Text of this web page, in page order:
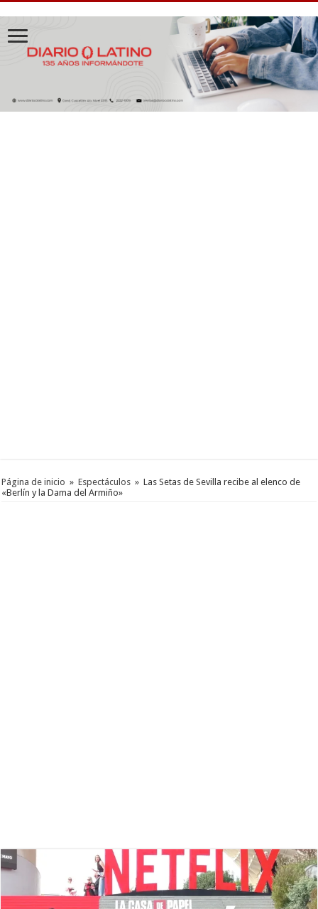
Página de inicio » Espectáculos » Las Setas de Sevilla recibe al elenco de
«Berlín y la Dama del Armiño»